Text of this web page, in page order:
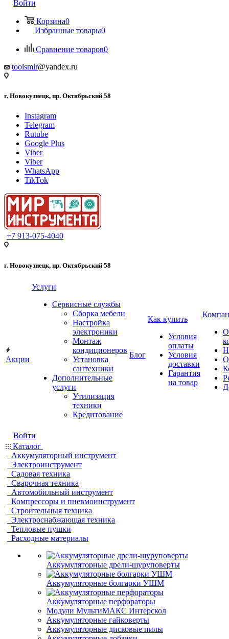
Войти
Корзина0
Избранные товары0
Сравнение товаров0
toolsmir@yandex.ru
г. Новокузнецк, пр. Октябрьский 58
Instagram
Telegram
Rutube
Google Plus
Viber
Viber
WhatsApp
TikTok
+7 913-075-4040
г. Новокузнецк, пр. Октябрьский 58
Акции
Услуги
Сервисные службы
Сборка мебели
Настройка
электроники
Монтаж
кондиционеров
Установка
сантехники
Дополнительные
услуги
Утилизация
техники
Кредитование
Блог
Как купить
Условия
оплаты
Условия
доставки
Гарантия
на товар
О
Войти
Каталог
Аккумуляторный инструмент
Электроинструмент
Садовая техника
Сварочная техника
Автомобильный инструмент
Компрессоры и пневмоинструмент
Строительныя техника
Электроснабжающая техника
Тепловые пушки
Расходные материалы
Аккумуляторные дрели-шуруповерты
Аккумуляторные болгарки УШМ
Аккумуляторные перфораторы
Модули МультиМАКС Интерскол
Аккумуляторные гайковерты
Аккумуляторные дисковые пилы